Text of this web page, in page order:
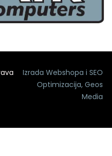
Izrada Webshopa iSEO
Optimizacija,Geos
Media